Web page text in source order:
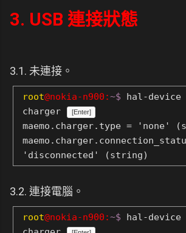
3. USB 連接狀態
3.1. 未連接。
root@nokia-n900:~$ hal-device
charger
[Enter]
maemo.charger.type = 'none'
'disconnected' (string)
3.2. 連接電腦。
root@nokia-n900:~$ hal-device